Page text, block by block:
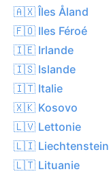
🇦🇽 Îles Åland
🇫🇴 Iles Féroé
🇮🇪 Irlande
🇮🇸 Islande
🇮🇹 Italie
🇽🇰 Kosovo
🇱🇻 Lettonie
🇱🇮 Liechtenstein
🇱🇹 Lituanie